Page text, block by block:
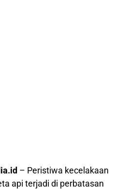
– Peristiwa kecelakaan
api terjadi di perbatasan